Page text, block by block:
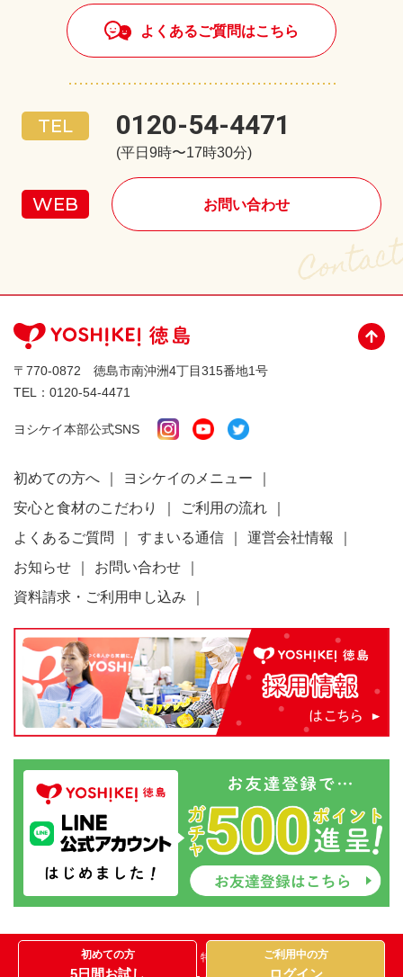
初めての方
5 日間お試し
ご利用中の方
ログイン
よくあるご質問はこちら
0120-54-4471
(平日9時〜17時30分)
お問い合わせ
〒770-0872 徳島市南沖洲4丁目315番地1号
TEL： 0120-54-4471
ヨシケイ本部公式SNS
初めての方へ
ヨシケイのメニュー
安心と食材のこだわり
ご利用の流れ
よくあるご質問
すまいる通信
運営会社情報
お知らせ
お問い合わせ
資料請求・ご利用申し込み
プライバシーポリシー
特定商取引法に関する表記